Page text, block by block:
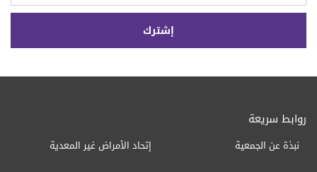
روابط سريعة
نبذة عن الجمعية
إتحاد الأمراض غير المعدية